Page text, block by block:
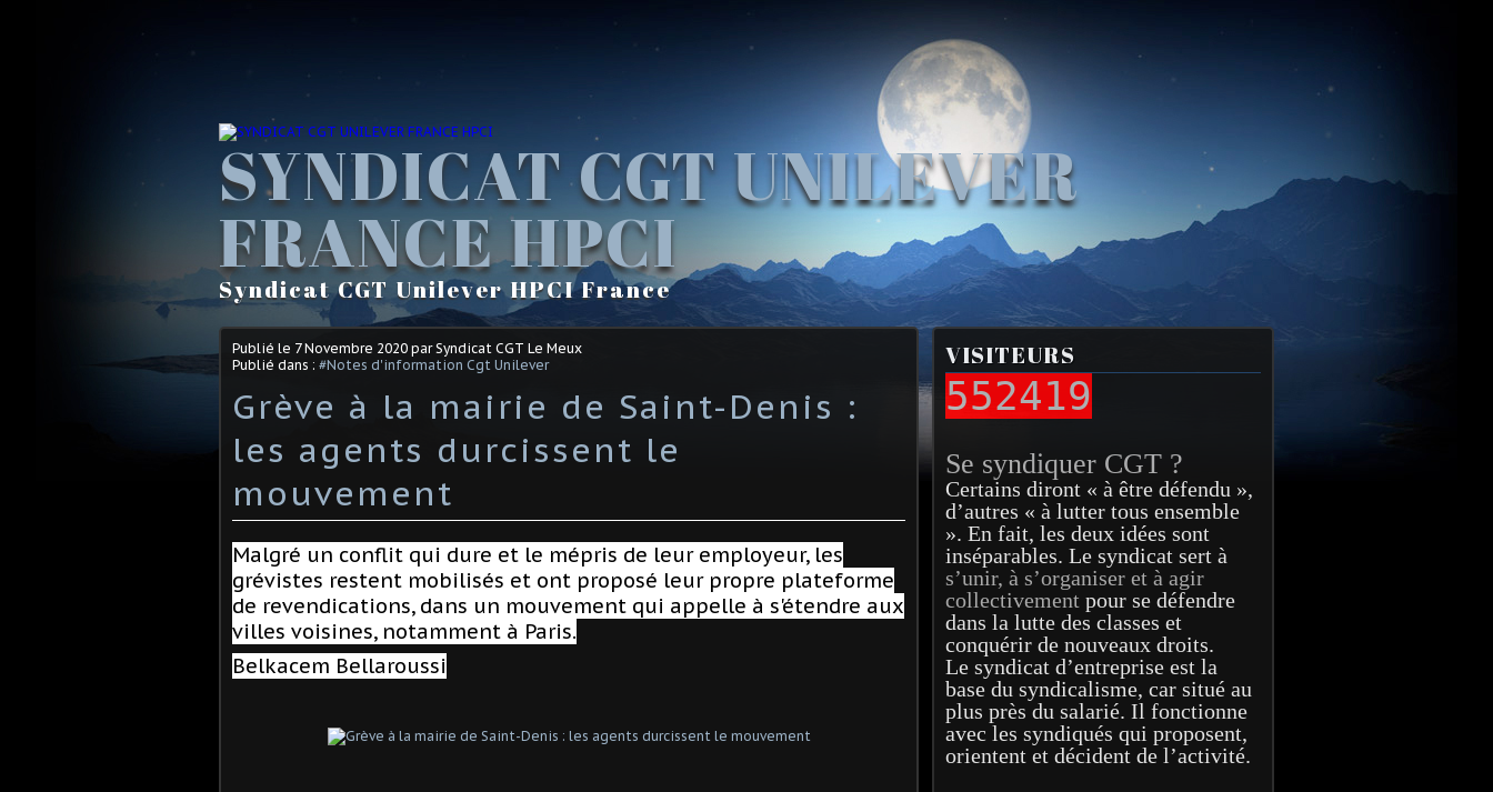
SYNDICAT CGT UNILEVER
FRANCE HPCI
Syndicat CGT Unilever HPCI France
Publié le 7 Novembre 2020 par Syndicat CGT Le Meux
Publié dans : #Notes d'information Cgt Unilever
Grève à la mairie de Saint-Denis :
les agents durcissent le
mouvement
Malgré un conflit qui dure et le mépris de leur employeur, les
grévistes restent mobilisés et ont proposé leur propre plateforme
de revendications, dans un mouvement qui appelle à s'étendre aux
villes voisines, notamment à Paris.
Belkacem Bellaroussi
VISITEURS
552419
Se syndiquer CGT ?
Certains diront « à être défendu »,
d’autres « à lutter tous ensemble
». En fait, les deux idées sont
inséparables. Le syndicat sert à
s’unir, à s’organiser et à agir
collectivement pour se défendre
dans la lutte des classes et
conquérir de nouveaux droits.
Le syndicat d’entreprise est la
base du syndicalisme, car situé au
plus près du salarié. Il fonctionne
avec les syndiqués qui proposent,
orientent et décident de l’activité.